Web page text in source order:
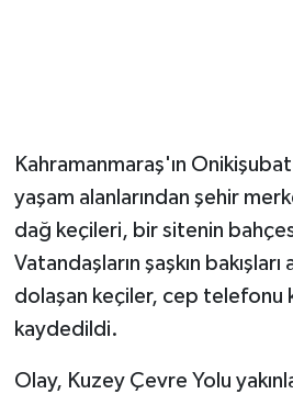
Kahramanmaraş'ın
yaşam alanlarından şehir
dağ keçileri, bir sitenin
Vatandaşların şaşkın
dolaşan keçiler, cep telefonu
kaydedildi.
Olay, Kuzey Çevre Yolu